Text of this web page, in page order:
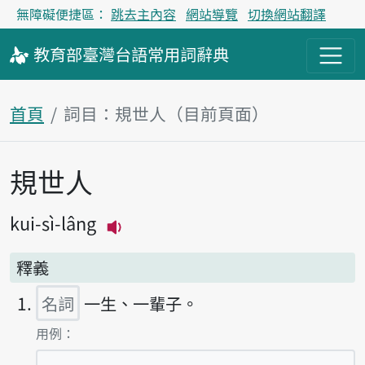
無障礙便捷區： 跳去主內容 網站導覽 切換網站翻譯
教育部臺灣台語常用詞辭典
首頁 詞目：規世人（目前頁面）
主內容區塊
規世人
kui-sì-lâng
釋義
名詞 一生、一輩子。
第1項釋義的
用例：